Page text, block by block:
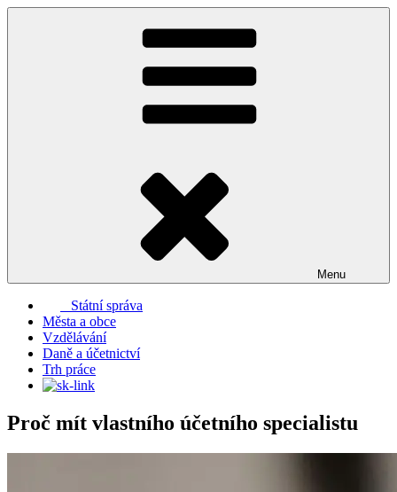
Přejít
Menu
Státní správa
Města a obce
Vzdělávání
Daně a účetnictví
Trh práce
Proč mít vlastního účetního specialistu